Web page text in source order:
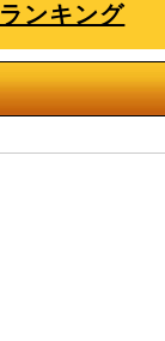
ランキング